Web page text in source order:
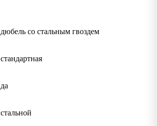
дюбель со стальным гвоздем
стандартная
да
стальной